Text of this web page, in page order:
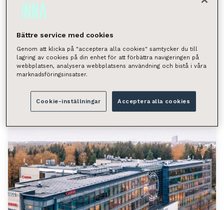
Huopalahdentie 24, Helsinki
(Munkkivuori)
Huopalahdentie 24, 00350 Helsinki
Tilan tyyppi
Toimistotila 152.5 m²
Bättre service med cookies
Genom att klicka på "acceptera alla cookies" samtycker du till
lagring av cookies på din enhet för att förbättra navigeringen på
webbplatsen, analysera webbplatsens användning och bistå i våra
marknadsföringsinsatser.
Cookie-inställningar Acceptera alla cookies